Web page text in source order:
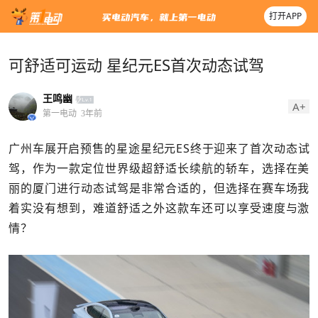
打开APP
可舒适可运动 星纪元ES首次动态试驾
王鸣幽
第一电动 3年前 A+
广州车展开启预售的星途星纪元ES终于迎来了首次动态试
驾，作为一款定位世界级超舒适长续航的轿车，选择在美
丽的厦门进行动态试驾是非常合适的，但选择在赛车场我
着实没有想到，难道舒适之外这款车还可以享受速度与激
情？